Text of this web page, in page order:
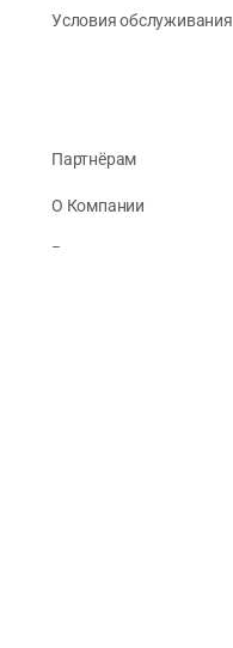
Условия обслуживания
Партнёрам
О Компании
Реквизиты